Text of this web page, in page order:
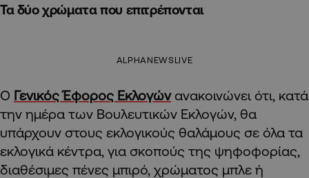
Τα δύο χρώματα που επιτρέπονται
ALPHANEWSLIVE
Ο Γενικός Έφορος Εκλογώνανακοινώνει ότι, κατά
την ημέρα των Βουλευτικών Εκλογών, θα
υπάρχουν στους εκλογικούς θαλάμους σε όλα τα
εκλογικά κέντρα, για σκοπούς της ψηφοφορίας,
διαθέσιμες πένες μπιρό, χρώματος μπλε ή